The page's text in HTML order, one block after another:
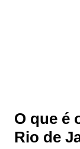
O que é
Rio de